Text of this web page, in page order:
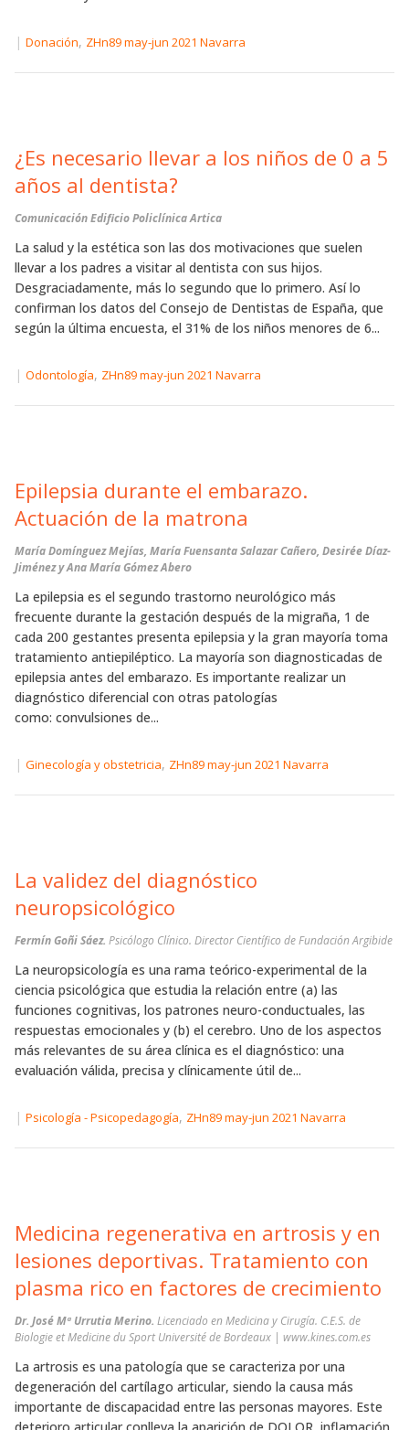
| Donación, ZHn89 may-jun 2021 Navarra
¿Es necesario llevar a los niños de 0 a 5
años al dentista?
Comunicación Edificio Policlínica Artica
La salud y la estética son las dos motivaciones que suelen
llevar a los padres a visitar al dentista con sus hijos.
Desgraciadamente, más lo segundo que lo primero. Así lo
confirman los datos del Consejo de Dentistas de España, que
según la última encuesta, el 31% de los niños menores de 6...
| Odontología, ZHn89 may-jun 2021 Navarra
Epilepsia durante el embarazo.
Actuación de la matrona
María Domínguez Mejías, María Fuensanta Salazar Cañero, Desirée Díaz-
Jiménez y Ana María Gómez Abero
La epilepsia es el segundo trastorno neurológico más
frecuente durante la gestación después de la migraña, 1 de
cada 200 gestantes presenta epilepsia y la gran mayoría toma
tratamiento antiepiléptico. La mayoría son diagnosticadas de
epilepsia antes del embarazo. Es importante realizar un
diagnóstico diferencial con otras patologías
como: convulsiones de...
| Ginecología y obstetricia, ZHn89 may-jun 2021 Navarra
La validez del diagnóstico
neuropsicológico
Fermín Goñi Sáez. Psicólogo Clínico. Director Científico de Fundación Argibide
La neuropsicología es una rama teórico-experimental de la
ciencia psicológica que estudia la relación entre (a) las
funciones cognitivas, los patrones neuro-conductuales, las
respuestas emocionales y (b) el cerebro. Uno de los aspectos
más relevantes de su área clínica es el diagnóstico: una
evaluación válida, precisa y clínicamente útil de...
| Psicología - Psicopedagogía, ZHn89 may-jun 2021 Navarra
Medicina regenerativa en artrosis y en
lesiones deportivas. Tratamiento con
plasma rico en factores de crecimiento
Dr. José Mª Urrutia Merino. Licenciado en Medicina y Cirugía. C.E.S. de
Biologie et Medicine du Sport Université de Bordeaux | www.kines.com.es
La artrosis es una patología que se caracteriza por una
degeneración del cartílago articular, siendo la causa más
importante de discapacidad entre las personas mayores. Este
deterioro articular conlleva la aparición de DOLOR, inflamación